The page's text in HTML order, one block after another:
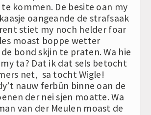
kommen. De besite oan my
oangeande de strafsaak
stiet my noch helder foar
moast boppe wetter
bond skjin te praten. Wa hie
ta? Dat ik dat sels betocht
net, sa tocht Wigle!
nauw ferbûn binne oan de
der nei sjen moatte. Wa
van der Meulen moast de